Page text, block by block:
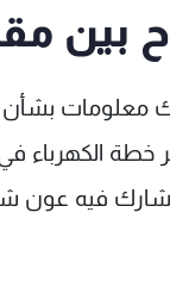
بين
معلومات بشأن
الكهرباء في
فيه عون